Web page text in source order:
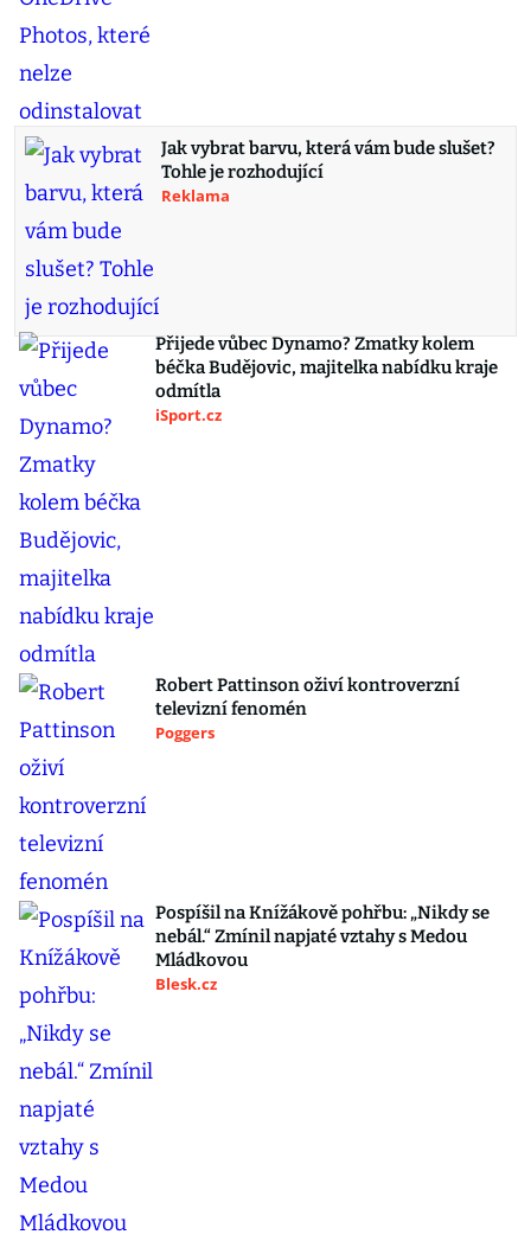
Jak vybrat barvu, která vám bude slušet?
Tohle je rozhodující
Reklama
Přijede vůbec Dynamo? Zmatky kolem
béčka Budějovic, majitelka nabídku kraje
odmítla
iSport.cz
Robert Pattinson oživí kontroverzní
televizní fenomén
Poggers
Pospíšil na Knížákově pohřbu: „Nikdy se
nebál.“ Zmínil napjaté vztahy s Medou
Mládkovou
Blesk.cz